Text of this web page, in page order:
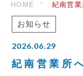
HOME 紀南営
お知らせ
2026.06.29
紀南営業所